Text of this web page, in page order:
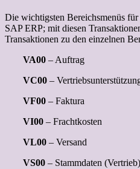
Die wichtigsten Bereichsmenüs
SAP ERP; mit diesen
Transaktionen zu den einzelnen
VA00 – Auftrag
VC00 –
VF00 – Faktura
VI00 – Frachtkosten
VL00 – Versand
VS00 – Stammdaten (Vertrieb)